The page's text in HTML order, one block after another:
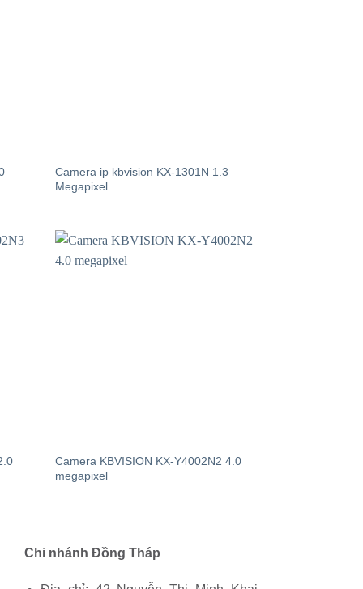
Camera ip kbvision KX-1301N 1.3
Megapixel
Camera KBVISION KX-Y4002N2 4.0
megapixel
Chi nhánh Đồng Tháp